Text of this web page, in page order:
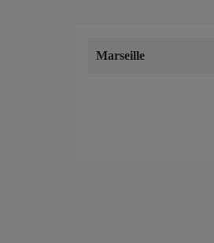
Marseille